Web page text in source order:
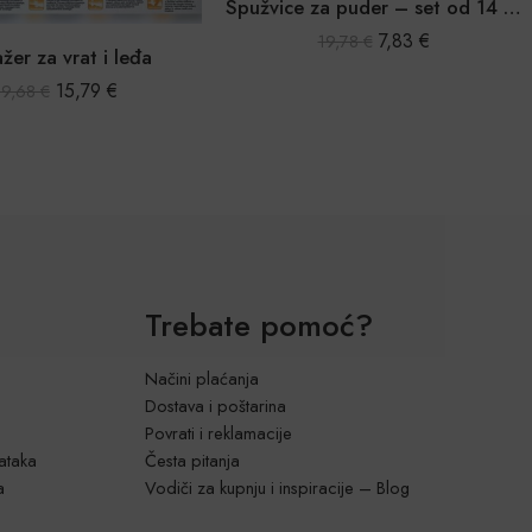
za vrat i leđa
€ 15,79 €
Spužvice za puder – set od 14 kom.
19,78€ 7,83 €
Trebate pomoć?
Načini plaćanja
Dostava i poštarina
Povrati i reklamacije
Česta pitanja
Vodiči za kupnju i inspiracije – Blog